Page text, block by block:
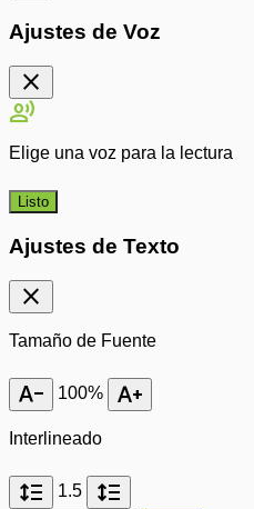
Ajustes de Voz
close
record_voice_over
Elige una voz para la lectura
Listo
Ajustes de Texto
close
Tamaño de Fuente
text_decrease 100% text_increase
Interlineado
format_line_spacing 1.5 format_line_spacing